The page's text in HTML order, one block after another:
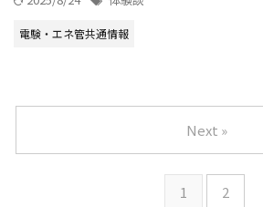
電験・エネ管共通情報
1 2
Next »